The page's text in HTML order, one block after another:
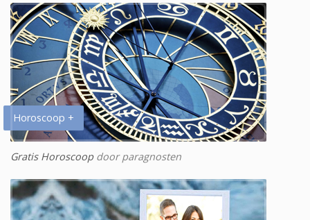
Horoscoop +
Gratis Horoscoopdoor paragnosten